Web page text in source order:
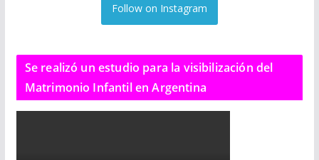
Follow on Instagram
Se realizó un estudio para la visibilización del
Matrimonio Infantil en Argentina